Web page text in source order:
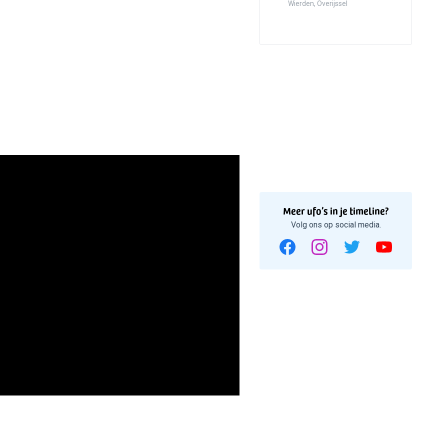
Wierden, Overijssel
Meer ufo’s in je timeline?
Volg ons op social media.